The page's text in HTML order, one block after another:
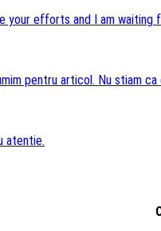
your efforts and I am waiting
pentru articol. Nu stiam
atentie.